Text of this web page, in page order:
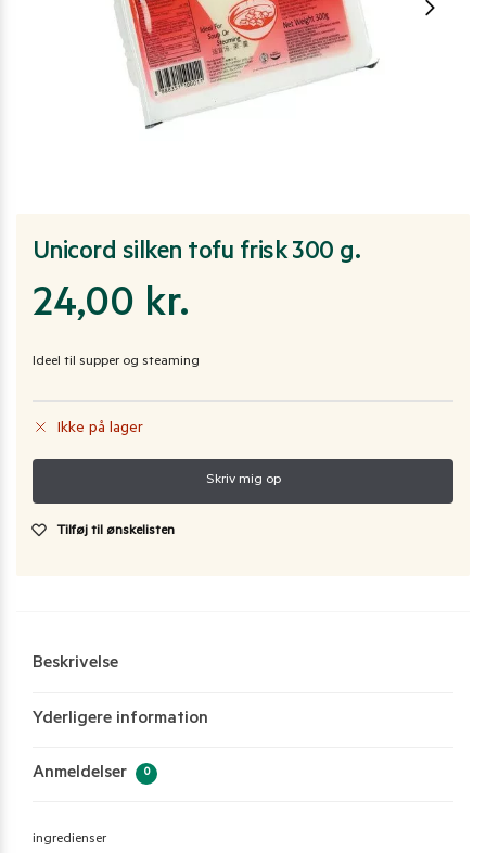
Unicord silken tofu frisk 300 g.
24,00 kr.
Ideel til supper og steaming
Ikke på lager
Tilføj til ønskelisten
Beskrivelse
Yderligere information
Anmeldelser 0
ingredienser